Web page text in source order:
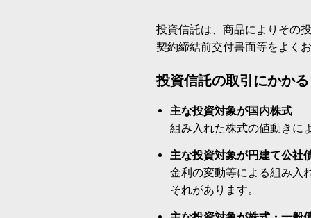
投資信託は、商品によりその
契約締結前交付書面等をよく
投資信託の取引にかか
主な投資対象が国内株式
組み入れた株式の値動きに
主な投資対象が円建て公社
金利の変動等による組み入
それがあります。